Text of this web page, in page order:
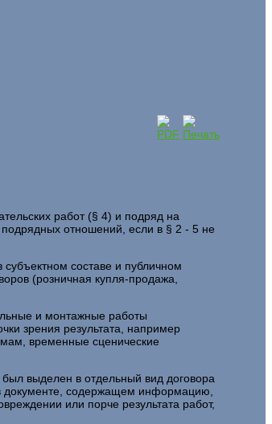
работ (§ 4) и подряд на
отношений, если в § 2 - 5 не
составе и публичном
(розничная купля-продажа,
и монтажные работы
зрения результата, например
временные сценические
выделен в отдельный вид договора
документе, содержащем информацию,
или порче результата работ,